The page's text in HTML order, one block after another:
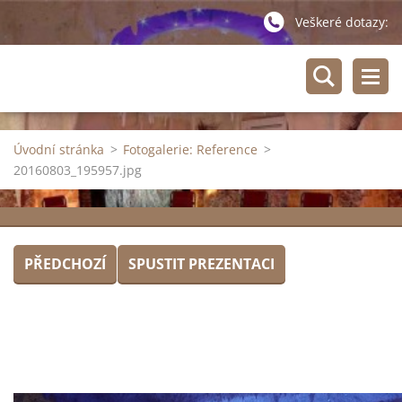
Veškeré dotazy:
Úvodní stránka > Fotogalerie: Reference >
20160803_195957.jpg
PŘEDCHOZÍ SPUSTIT PREZENTACI